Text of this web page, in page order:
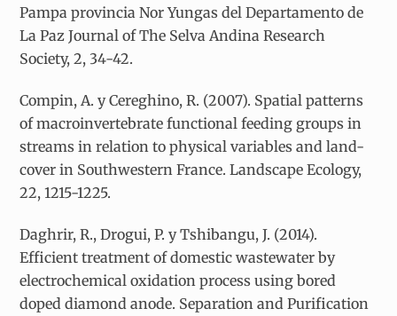
Pampa provincia Nor Yungas del Departamento de
La Paz Journal of The Selva Andina Research
Society, 2, 34-42.
Compin, A. y Cereghino, R. (2007). Spatial patterns
of macroinvertebrate functional feeding groups in
streams in relation to physical variables and land-
cover in Southwestern France. Landscape Ecology,
22, 1215-1225.
Daghrir, R., Drogui, P. y Tshibangu, J. (2014).
Efficient treatment of domestic wastewater by
electrochemical oxidation process using bored
doped diamond anode. Separation and Purification